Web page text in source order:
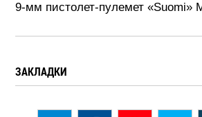
9-мм пистолет-пулемет «Suomi»
ЗАКЛАДКИ